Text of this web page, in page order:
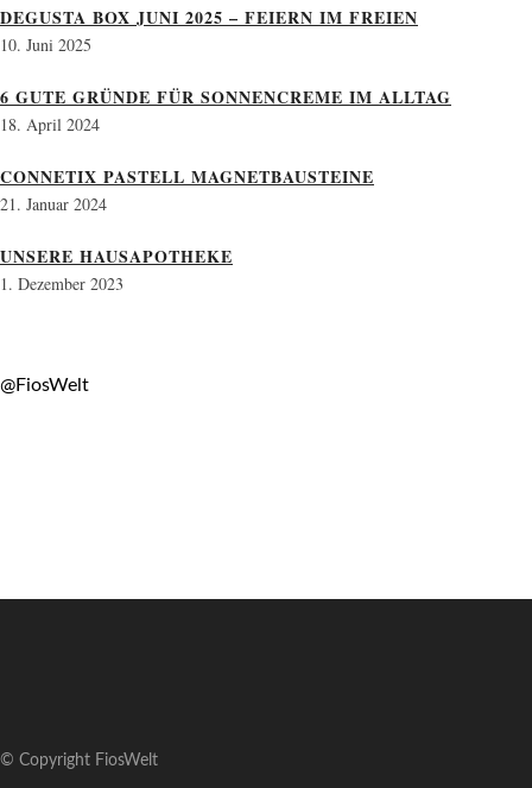
DEGUSTA BOX JUNI 2025 – FEIERN IM FREIEN
10. Juni 2025
6 GUTE GRÜNDE FÜR SONNENCREME IM ALLTAG
18. April 2024
CONNETIX PASTELL MAGNETBAUSTEINE
21. Januar 2024
UNSERE HAUSAPOTHEKE
1. Dezember 2023
@FiosWelt
© Copyright FiosWelt